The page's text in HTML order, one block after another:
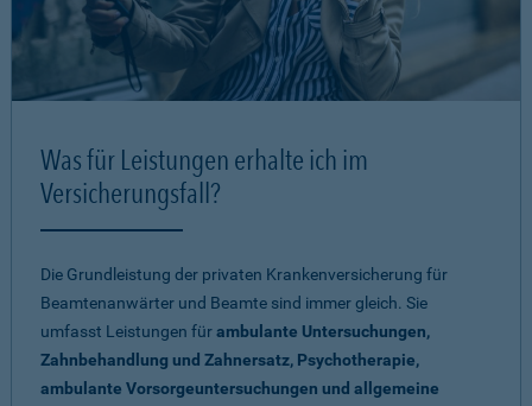
Was für Leistungen erhalte ich im
Versicherungsfall?
Die Grundleistung der privaten Krankenversicherung für
Beamtenanwärter und Beamte sind immer gleich. Sie
umfasst Leistungen fürambulante Untersuchungen,
Zahnbehandlung und Zahnersatz, Psychotherapie,
ambulante Vorsorgeuntersuchungen und allgemeine